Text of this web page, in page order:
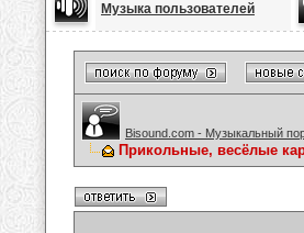
Музыка пользователей
Bisound.com - Музыкальный
Прикольные, весёлые